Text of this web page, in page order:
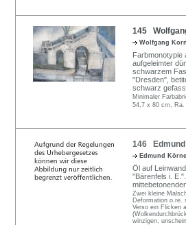
145
Wolfgang
Farbmonotypie
aufgeleimter
schwarzem
"Dresden",
schwarz
Minimaler
54,7 x 80 cm,
146 Edmund
Edmund
Öl auf
"Bärenfels i.
Zwei kleine
Deformation o.re.
Verso ein Flicken
winzigen,